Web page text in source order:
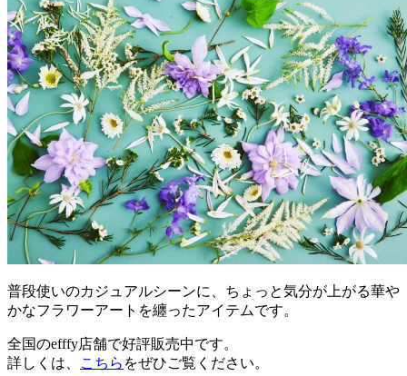
普段使いのカジュアルシーンに、ちょっと気分が上がる華や
かなフラワーアートを纏ったアイテムです。
全国のefffy店舗で好評販売中です。
詳しくは、
こちら をぜひご覧ください。